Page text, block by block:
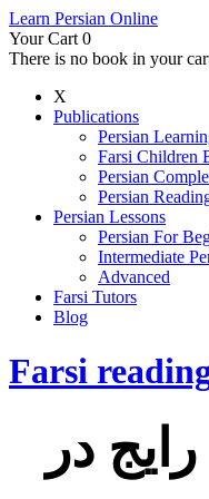
Learn Persian Online
Your Cart 0
There is no book in your
X
Publications
Persian
Farsi Children
Persian
Persian
Persian Lessons
Persian For
Intermediate
Advanced
Farsi Tutors
Blog
Farsi
در